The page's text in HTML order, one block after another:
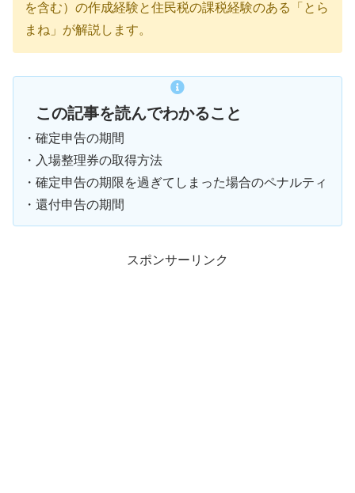
を含む）の作成経験と住民税の課税経験のある「とら
まね」が解説します。
この記事を読んでわかること
・確定申告の期間
・入場整理券の取得方法
・確定申告の期限を過ぎてしまった場合のペナルティ
・還付申告の期間
スポンサーリンク